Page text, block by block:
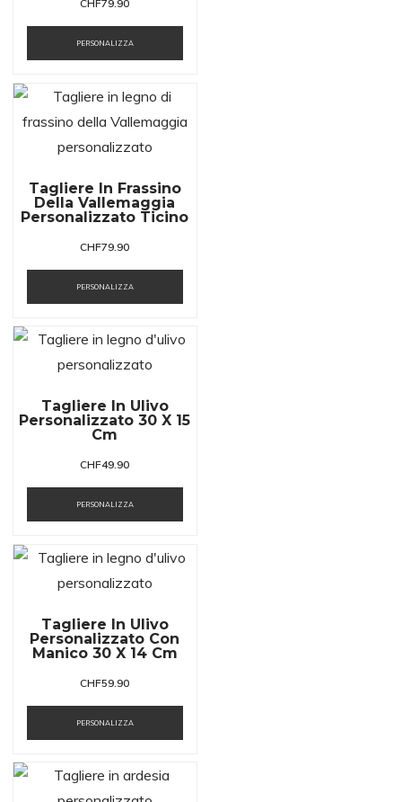
CHF79.90
PERSONALIZZA
Tagliere In Frassino
Della Vallemaggia
Personalizzato Ticino
CHF79.90
PERSONALIZZA
Tagliere In Ulivo
Personalizzato 30 X 15
Cm
CHF49.90
PERSONALIZZA
Tagliere In Ulivo
Personalizzato Con
Manico 30 X 14 Cm
CHF59.90
PERSONALIZZA